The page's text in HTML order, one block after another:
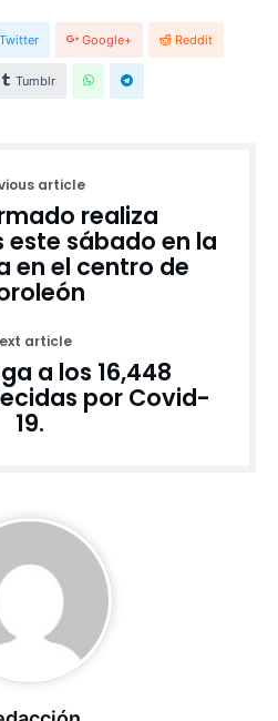
Twitter Google+ Reddit
Tumblr
article
realiza
sábado en la
en el centro de
article
a los 16,448
por Covid-
19.